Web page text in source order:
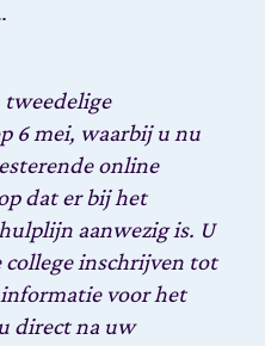
6 mei, waarbij u nu
online
dat er bij het
aanwezig is. U
inschrijven tot
voor het
direct na uw